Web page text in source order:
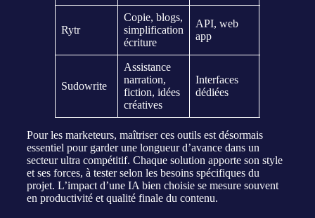
Rytr
Copie, blogs,
simplification
écriture
API, web
app
Sudowrite
Assistance
narration,
fiction, idées
créatives
Interfaces
dédiées
Pour les marketeurs, maîtriser ces outils est désormais
essentiel pour garder une longueur d’avance dans un
secteur ultra compétitif. Chaque solution apporte son style
et ses forces, à tester selon les besoins spécifiques du
projet. L’impact d’une IA bien choisie se mesure souvent
en productivité et qualité finale du contenu.